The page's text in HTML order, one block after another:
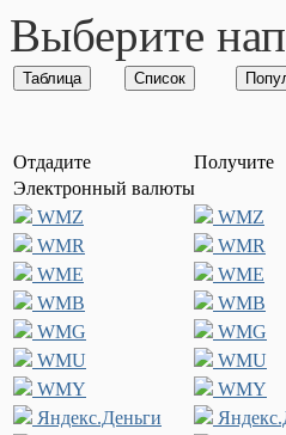
Выберите
Отдадите
Получите
Электронный валюты
WMZ
WMZ
WMR
WMR
WME
WME
WMB
WMB
WMG
WMG
WMU
WMU
WMY
WMY
Яндекс.Деньги